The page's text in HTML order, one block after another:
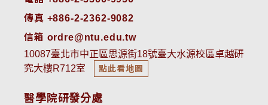
傳真 +886-2-2362-9082
信箱 ordre@ntu.edu.tw
10087臺北市中正區思源街18號臺大水源校區卓越研
究大樓R712室
點此看地圖
醫學院研發分處